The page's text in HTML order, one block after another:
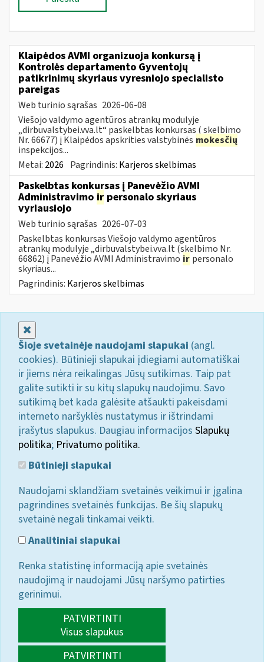
Klaipėdos AVMI organizuoja konkursą į
Kontrolės departamento Gyventojų
patikrinimų skyriaus vyresniojo specialisto
pareigas
Web turinio sąrašas 2026-06-08
Viešojo valdymo agentūros atrankų modulyje
„dirbuvalstybei.vva.lt“ paskelbtas konkursas ( skelbimo
Nr. 66677) į Klaipėdos apskrities valstybinės mokesčių
inspekcijos...
Metai: 2026 Pagrindinis: Karjeros skelbimas
Paskelbtas konkursas į Panevėžio AVMI
Administravimo ir personalo skyriaus
vyriausiojo
Web turinio sąrašas 2026-07-03
Paskelbtas konkursas Viešojo valdymo agentūros
atrankų modulyje „dirbuvalstybei.vva.lt (skelbimo Nr.
66862) į Panevėžio AVMI Administravimo ir personalo
skyriaus...
Pagrindinis: Karjeros skelbimas
Šioje svetainėje naudojami slapukai (angl.
cookies). Būtinieji slapukai įdiegiami automatiškai
ir jiems nėra reikalingas Jūsų sutikimas. Taip pat
galite sutikti ir su kitų slapukų naudojimu. Savo
sutikimą bet kada galėsite atšaukti pakeisdami
interneto naršyklės nustatymus ir ištrindami
įrašytus slapukus. Daugiau informacijos Slapukų
politika; Privatumo politika.
Būtinieji slapukai
Naudojami sklandžiam svetainės veikimui ir įgalina
pagrindines svetainės funkcijas. Be šių slapukų
svetainė negali tinkamai veikti.
Analitiniai slapukai
Renka statistinę informaciją apie svetainės
naudojimą ir naudojami Jūsų naršymo patirties
gerinimui.
PATVIRTINTI
Visus slapukus
PATVIRTINTI